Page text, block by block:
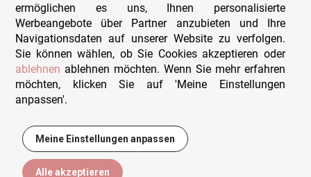
13,95 €
Sitemap
Beratung & Support
Wir sind persönlich erreichbar
+49 (0)341 4912 210
Kontakt-Formular
ermöglichen es uns, Ihnen personalisierte
Werbeangebote über Partner anzubieten und Ihre
Navigationsdaten auf unserer Website zu verfolgen.
Sie können wählen, ob Sie Cookies akzeptieren oder
ablehnen ablehnen möchten. Wenn Sie mehr erfahren
möchten, klicken Sie auf 'Meine Einstellungen
anpassen'.
Meine Einstellungen anpassen
Alle akzeptieren